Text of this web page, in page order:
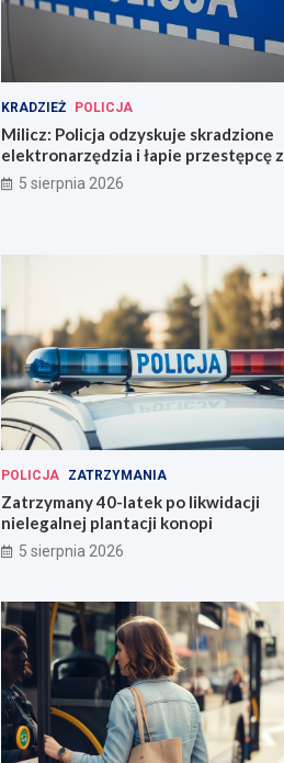
KRADZIEŻ POLICJA
Milicz: Policja odzyskuje skradzione
elektronarzędzia i łapie przestępcę z
narkotykami
5 sierpnia 2026
POLICJA ZATRZYMANIA
Zatrzymany 40-latek po likwidacji
nielegalnej plantacji konopi
5 sierpnia 2026